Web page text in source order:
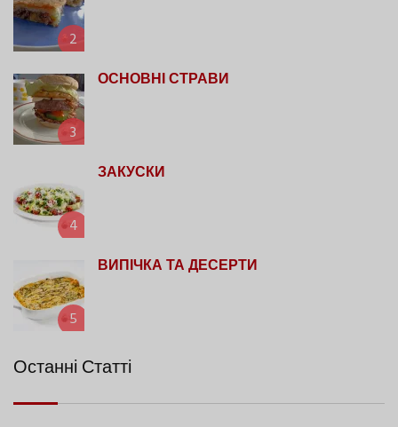
2
3
ОСНОВНІ СТРАВИ
4
ЗАКУСКИ
5
ВИПІЧКА ТА ДЕСЕРТИ
Останні Статті